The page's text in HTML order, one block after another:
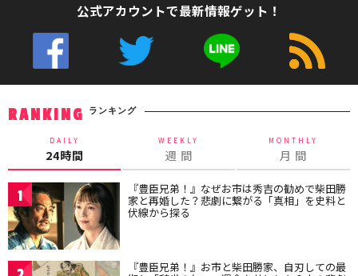
公式アカウントで最新情報ゲット！
RANKING ランキング
DAILY
24時間
WEEKLY
週 間
MONTHLY
月 間
1 『豊臣兄弟！』なぜお市は秀吉の勧めで柴田勝
家と再婚した？悲劇に繋がる「真相」を史料と
伏線から探る
『豊臣兄弟！』お市と柴田勝家、自刃しての最